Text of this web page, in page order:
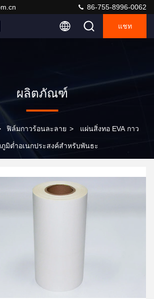
86-755-8996-0062
แชท
ผลิตภัณฑ์
ฟิล์มกาวร้อนละลาย > แผ่นสิ่งทอ EVA กาว
มิต่ำอเนกประสงค์สำหรับพันธะ